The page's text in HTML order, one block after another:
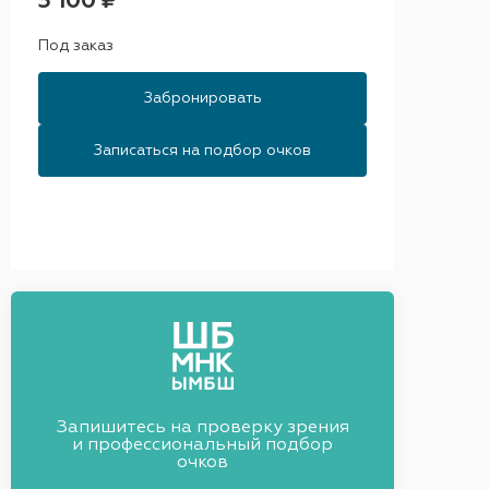
Под заказ
Забронировать
Записаться на подбор очков
Запишитесь на проверку зрения
и профессиональный подбор
очков